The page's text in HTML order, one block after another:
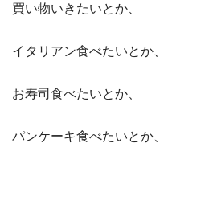
買い物いきたいとか、
イタリアン食べたいとか、
お寿司食べたいとか、
パンケーキ食べたいとか、